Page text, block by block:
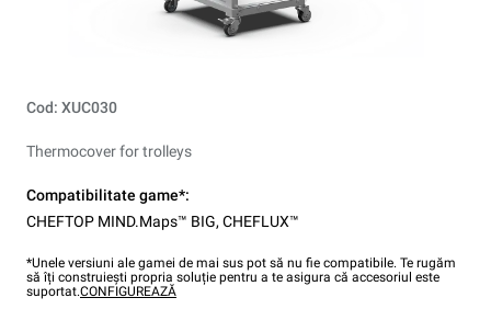
Cod: XUC030
Thermocover for trolleys
Compatibilitate game*:
CHEFTOP MIND.Maps™ BIG, CHEFLUX™
*Unele versiuni ale gamei de mai sus pot să nu fie compatibile. Te rugăm
să îți construiești propria soluție pentru a te asigura că accesoriul este
suportat.CONFIGUREAZĂ